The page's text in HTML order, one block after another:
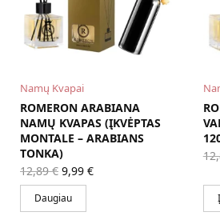
Namų Kvapai
ROMERON ARABIANA
NAMŲ KVAPAS (ĮKVĖPTAS
MONTALE – ARABIANS
TONKA)
12,89€ Original
price
was:
12,89 €.
9,99 €Current
Daugiau